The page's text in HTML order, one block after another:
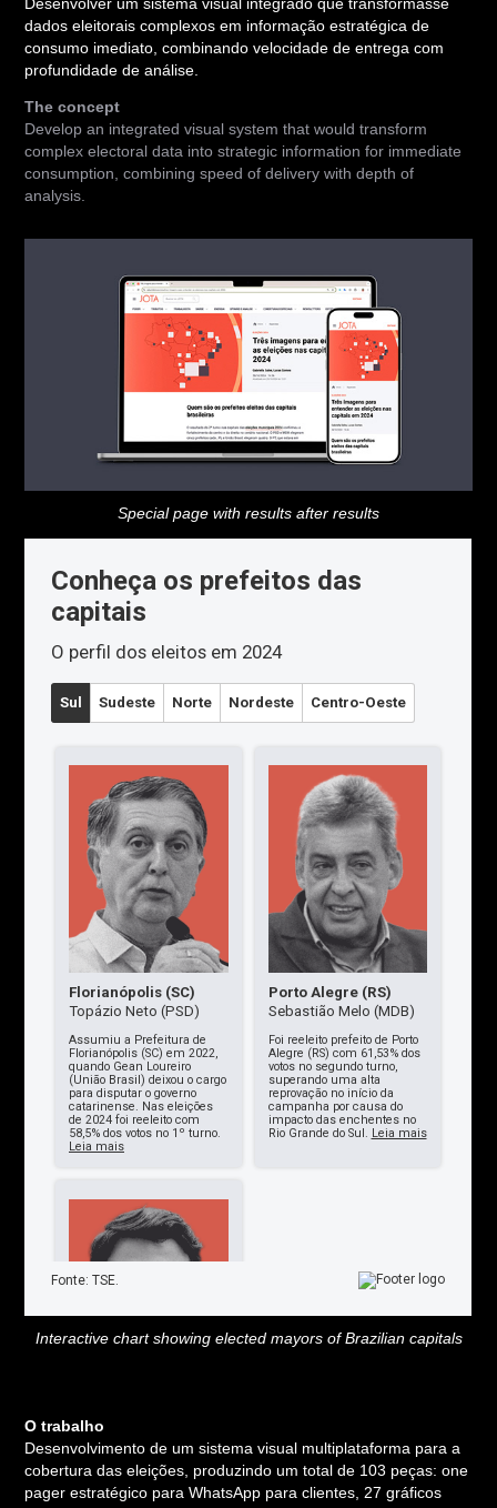
Desenvolver um sistema visual integrado que transformasse
dados eleitorais complexos em informação estratégica de
consumo imediato, combinando velocidade de entrega com
profundidade de análise.
The concept
Develop an integrated visual system that would transform
complex electoral data into strategic information for immediate
consumption, combining speed of delivery with depth of
analysis.
Special page with results after results
Interactive chart showing elected mayors of Brazilian capitals
O trabalho
Desenvolvimento de um sistema visual multiplataforma para a
cobertura das eleições, produzindo um total de 103 peças: one
pager estratégico para WhatsApp para clientes, 27 gráficos